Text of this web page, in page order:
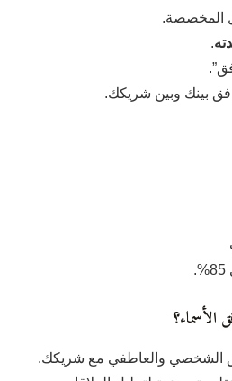
المخصصة.
.
بينك وبين شريكك.
الأسماء؟
الشخصي والعاطفي مع شريكك.